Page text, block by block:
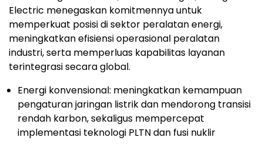
Electric menegaskan komitmennya untuk
memperkuat posisi di sektor peralatan energi,
meningkatkan efisiensi operasional peralatan
industri, serta memperluas kapabilitas layanan
terintegrasi secara global.
Energi konvensional: meningkatkan kemampuan
pengaturan jaringan listrik dan mendorong transisi
rendah karbon, sekaligus mempercepat
implementasi teknologi PLTN dan fusi nuklir